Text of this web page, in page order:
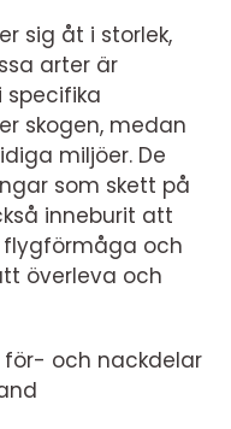
sig åt i storlek,
arter är
skogen, medan
miljöer. De
som skett på
inneburit att
och
överleva och
för- och nackdelar